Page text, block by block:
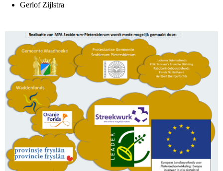
Gerlof Zijlstra